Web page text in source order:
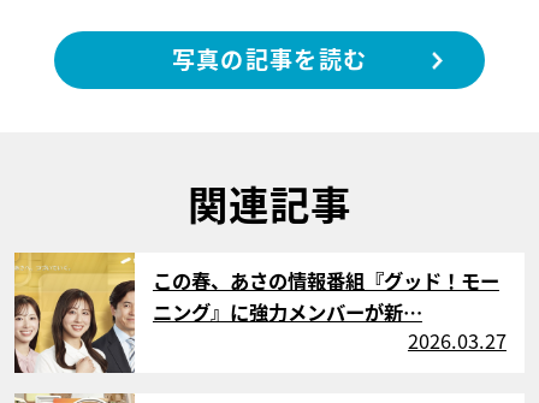
写真の記事を読む
関連記事
サムネイル
この春、あさの情報番組『グッド！モー
ニング』に強力メンバーが新…
2026.03.27